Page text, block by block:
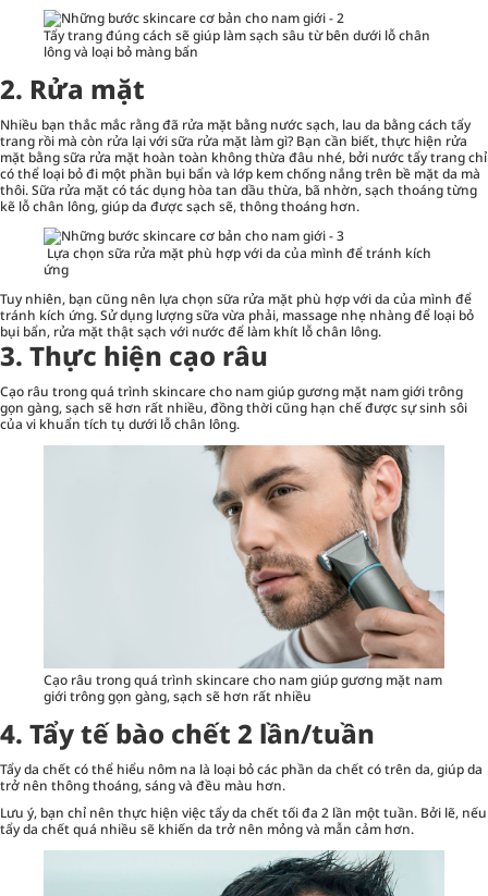
Tẩy trang đúng cách sẽ giúp làm sạch sâu từ bên dưới lỗ chân
lông và loại bỏ màng bẩn
2. Rửa mặt
Nhiều bạn thắc mắc rằng đã rửa mặt bằng nước sạch, lau da bằng cách tẩy
trang rồi mà còn rửa lại với sữa rửa mặt làm gì? Bạn cần biết, thực hiện rửa
mặt bằngsữa rửa mặt hoàn toàn không thừa đâu nhé, bởi nước tẩy trang chỉ
có thể loại bỏ đi một phần bụi bẩn và lớp kem chống nắng trên bề mặt da mà
thôi. Sữa rửa mặt có tác dụng hòa tan dầu thừa, bã nhờn, sạch thoáng từng
kẽ lỗ chân lông, giúp da được sạch sẽ, thông thoáng hơn.
Lựa chọn sữa rửa mặt phù hợp với da của mình để tránh kích
ứng
Tuy nhiên, bạn cũng nên lựa chọn sữa rửa mặt phù hợp với da của mình để
tránh kích ứng. Sử dụng lượng sữa vừa phải, massage nhẹ nhàng để loại bỏ
bụi bẩn, rửa mặt thật sạch với nước để làm khít lỗ chân lông.
3. Thực hiện cạo râu
Cạo râu trong quá trình skincare cho nam giúp gương mặt nam giới trông
gọn gàng, sạch sẽ hơn rất nhiều, đồng thời cũng hạn chế được sự sinh sôi
của vi khuẩn tích tụ dưới lỗ chân lông.
Cạo râu trong quá trình skincare cho nam giúp gương mặt nam
giới trông gọn gàng, sạch sẽ hơn rất nhiều
4. Tẩy tế bào chết 2 lần/tuần
Tẩy da chếtcó thể hiểu nôm na là loại bỏ các phần da chết có trên da, giúp da
trở nên thông thoáng, sáng và đều màu hơn.
Lưu ý, bạn chỉ nên thực hiện việc tẩy da chết tối đa 2 lần một tuần. Bởi lẽ, nếu
tẩy da chết quá nhiều sẽ khiến da trở nên mỏng và mẫn cảm hơn.